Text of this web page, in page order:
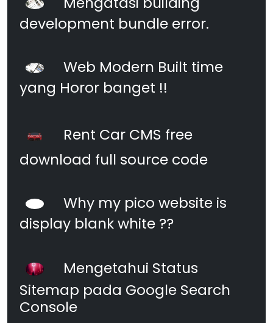
development bundle error.
Web Modern Built time
yang Horor banget !!
Rent Car CMS free
download full source code
Why my pico website is
display blank white ??
Mengetahui Status
Sitemap pada Google Search
Console